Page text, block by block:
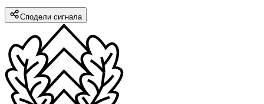
Сподели сигнала